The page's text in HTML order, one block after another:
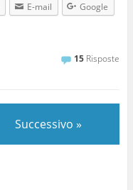
E-mail
Google
15 Risposte
Successivo »